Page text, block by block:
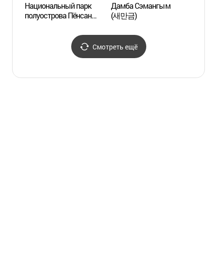
Национальный парк
полуострова Пёнсан
Дамба Сэмангым
(새만금)
Смотреть ещё